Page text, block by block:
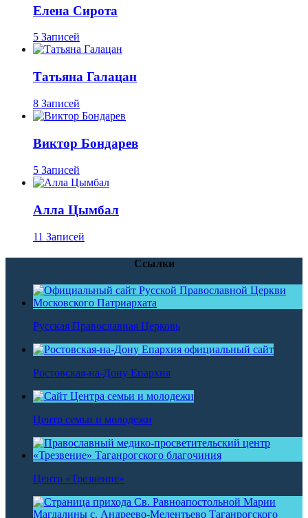
Елена Сирота
5 Записей
Татьяна Галацан
8 Записей
Виктор Бондарев
5 Записей
Алла Цымбал
11 Записей
Ссылки
Русская Православная Церковь
Ростовская-на-Дону Епархия
Центр семьи и молодежи
Центр «Трезвение»